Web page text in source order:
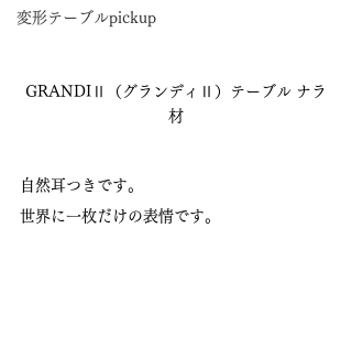
変形テーブルpickup
GRANDIⅡ（グランディⅡ）テーブル ナラ
材
自然耳つきです。
世界に一枚だけの表情です。